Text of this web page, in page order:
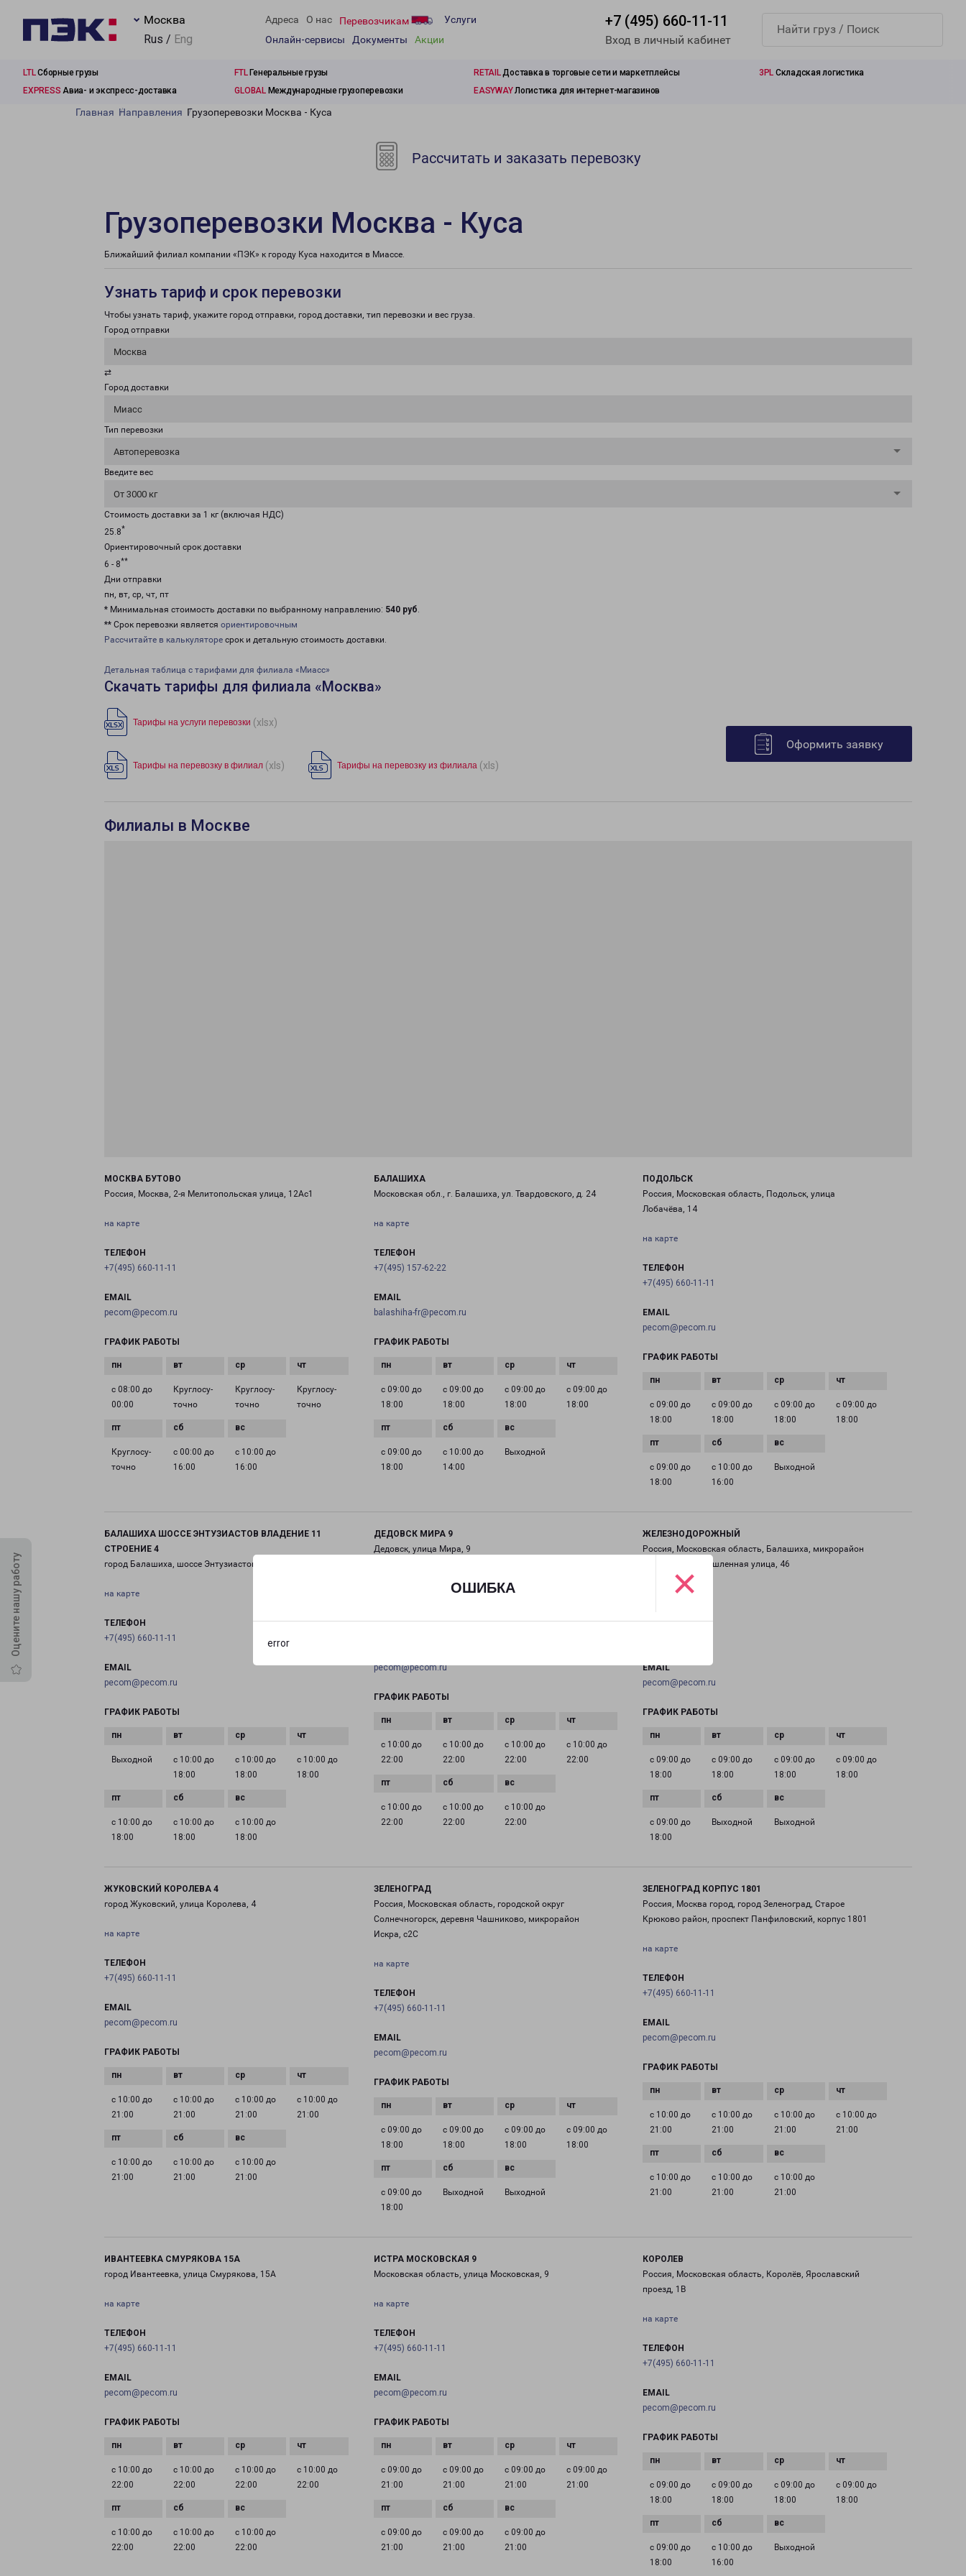
ОШИБКА
error
×
Москва
Rus / Eng
Адреса О нас Перевозчикам
Услуги
Онлайн-сервисы
Документы Акции
+7 (495) 660-11-11
Вход в личный кабинет
LTLСборные грузы FTLГенеральные грузы RETAILДоставка в торговые сети и маркетплейсы 3PL Складская логистика
EXPRESS Авиа- и экспресс-доставка GLOBALМеждународные грузоперевозки EASYWAYЛогистика для интернет-магазинов
Оцените нашу работу
Главная Направления Грузоперевозки Москва - Куса
Рассчитать и заказать перевозку
Грузоперевозки Москва - Куса
Ближайший филиал компании «ПЭК» к городу Куса находится в Миассе.
Узнать тариф и срок перевозки
Чтобы узнать тариф, укажите город отправки, город доставки, тип перевозки и вес груза.
Город отправки
Москва
⇄
Город доставки
Миасс
Тип перевозки
Автоперевозка
Введите вес
От 3000 кг
Стоимость доставки за 1 кг (включая НДС)
25.8*
Ориентировочный срок доставки
6 - 8**
Дни отправки
пн, вт, ср, чт, пт
* Минимальная стоимость доставки по выбранному направлению: 540 руб.
** Срок перевозки является ориентировочным
Рассчитайте в калькуляторе срок и детальную стоимость доставки.
Детальная таблица с тарифами для филиала «Миасс»
Скачать тарифы для филиала «Москва»
Тарифы на услуги перевозки (xlsx)
Тарифы на перевозку в филиал (xls) Тарифы на перевозку из филиала (xls)
Оформить заявку
Филиалы в Москве
МОСКВА БУТОВО
Россия, Москва, 2-я Мелитопольская улица, 12Ас1
на карте
ТЕЛЕФОН
+7(495) 660-11-11
EMAIL
pecom@pecom.ru
ГРАФИК РАБОТЫ
с 08:00 до
00:00
Круглосу­
точно
Круглосу­
точно
Круглосу­
точно
Круглосу­
точно
с 00:00 до
16:00
с 10:00 до
16:00
БАЛАШИХА
Московская обл., г. Балашиха, ул. Твардовского, д. 24
на карте
ТЕЛЕФОН
+7(495) 157-62-22
EMAIL
balashiha-fr@pecom.ru
ГРАФИК РАБОТЫ
с 09:00 до
18:00
с 09:00 до
18:00
с 09:00 до
18:00
с 09:00 до
18:00
с 09:00 до
18:00
с 10:00 до
14:00
Выходной
ПОДОЛЬСК
Россия, Московская область, Подольск, улица
Лобачёва, 14
на карте
ТЕЛЕФОН
+7(495) 660-11-11
EMAIL
pecom@pecom.ru
ГРАФИК РАБОТЫ
с 09:00 до
18:00
с 09:00 до
18:00
с 09:00 до
18:00
с 09:00 до
18:00
с 09:00 до
18:00
с 10:00 до
16:00
Выходной
БАЛАШИХА ШОССЕ ЭНТУЗИАСТОВ ВЛАДЕНИЕ 11
СТРОЕНИЕ 4
город Балашиха, шоссе Энтузиастов, 11 строение 4
на карте
ТЕЛЕФОН
+7(495) 660-11-11
EMAIL
pecom@pecom.ru
ГРАФИК РАБОТЫ
Выходной
с 10:00 до
18:00
с 10:00 до
18:00
с 10:00 до
18:00
с 10:00 до
18:00
с 10:00 до
18:00
с 10:00 до
18:00
ДЕДОВСК МИРА 9
Дедовск, улица Мира, 9
+7(495) 660-11-11
pecom@pecom.ru
ГРАФИК РАБОТЫ
с 10:00 до
22:00
с 10:00 до
22:00
с 10:00 до
22:00
с 10:00 до
22:00
с 10:00 до
22:00
с 10:00 до
22:00
с 10:00 до
22:00
ЖЕЛЕЗНОДОРОЖНЫЙ
Россия, Московская область, Балашиха, микрорайон
Саввино, Промышленная улица, 46
на карте
ТЕЛЕФОН
EMAIL
pecom@pecom.ru
ГРАФИК РАБОТЫ
с 09:00 до
18:00
с 09:00 до
18:00
с 09:00 до
18:00
с 09:00 до
18:00
с 09:00 до
18:00
Выходной Выходной
ЖУКОВСКИЙ КОРОЛЕВА 4
город Жуковский, улица Королева, 4
на карте
ТЕЛЕФОН
+7(495) 660-11-11
EMAIL
pecom@pecom.ru
ГРАФИК РАБОТЫ
с 10:00 до
21:00
с 10:00 до
21:00
с 10:00 до
21:00
с 10:00 до
21:00
с 10:00 до
21:00
с 10:00 до
21:00
с 10:00 до
21:00
ЗЕЛЕНОГРАД
Россия, Московская область, городской округ
Солнечногорск, деревня Чашниково, микрорайон
Искра, с2С
на карте
ТЕЛЕФОН
+7(495) 660-11-11
EMAIL
pecom@pecom.ru
ГРАФИК РАБОТЫ
с 09:00 до
18:00
с 09:00 до
18:00
с 09:00 до
18:00
с 09:00 до
18:00
с 09:00 до
18:00
Выходной Выходной
ЗЕЛЕНОГРАД КОРПУС 1801
Россия, Москва город, город Зеленоград, Старое
Крюково район, проспект Панфиловский, корпус 1801
на карте
ТЕЛЕФОН
+7(495) 660-11-11
EMAIL
pecom@pecom.ru
ГРАФИК РАБОТЫ
с 10:00 до
21:00
с 10:00 до
21:00
с 10:00 до
21:00
с 10:00 до
21:00
с 10:00 до
21:00
с 10:00 до
21:00
с 10:00 до
21:00
ИВАНТЕЕВКА СМУРЯКОВА 15А
город Ивантеевка, улица Смурякова, 15А
на карте
ТЕЛЕФОН
+7(495) 660-11-11
EMAIL
pecom@pecom.ru
ГРАФИК РАБОТЫ
с 10:00 до
22:00
с 10:00 до
22:00
с 10:00 до
22:00
с 10:00 до
22:00
с 10:00 до
22:00
с 10:00 до
22:00
с 10:00 до
22:00
ИСТРА МОСКОВСКАЯ 9
Московская область, улица Московская, 9
на карте
ТЕЛЕФОН
+7(495) 660-11-11
EMAIL
pecom@pecom.ru
ГРАФИК РАБОТЫ
с 09:00 до
21:00
с 09:00 до
21:00
с 09:00 до
21:00
с 09:00 до
21:00
с 09:00 до
21:00
с 09:00 до
21:00
с 09:00 до
21:00
КОРОЛЕВ
Россия, Московская область, Королёв, Ярославский
проезд, 1В
на карте
ТЕЛЕФОН
+7(495) 660-11-11
EMAIL
pecom@pecom.ru
ГРАФИК РАБОТЫ
с 09:00 до
18:00
с 09:00 до
18:00
с 09:00 до
18:00
с 09:00 до
18:00
с 09:00 до
18:00
с 10:00 до
16:00
Выходной